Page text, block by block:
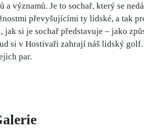
významů. Je to sochař, který se
převyšujícími ty lidské, a tak
jak si je sochař představuje – jako
si v Hostivaři zahrají náš lidský
par.